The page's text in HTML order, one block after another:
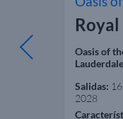
Oasis of
Salidas:
2028